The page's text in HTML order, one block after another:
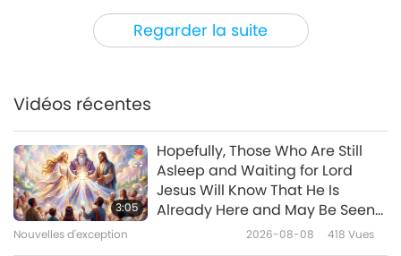
Regarder la suite
Paroles de sagesse 2026-05-11
17:55
21:54
L’Udgîtha – Extraits des
Upanishads, un ancien texte
Hindou, partie 1/2
Vidéos récentes
3:05
Hopefully, Those Who Are Still
Asleep and Waiting for Lord
Jesus Will Know That He Is
Already Here and May Be Seen
on Supreme Master Television
Nouvelles d'exception 2026-08-08 418 Vues